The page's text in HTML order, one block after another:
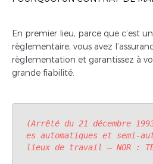
En premier lieu, parce que c’est
règlementaire, vous avez
règlementation et garantissez à
grande fiabilité.
(Arrêté du 21 décembre
es automatiques et semi-
lieux de travail – NOR :